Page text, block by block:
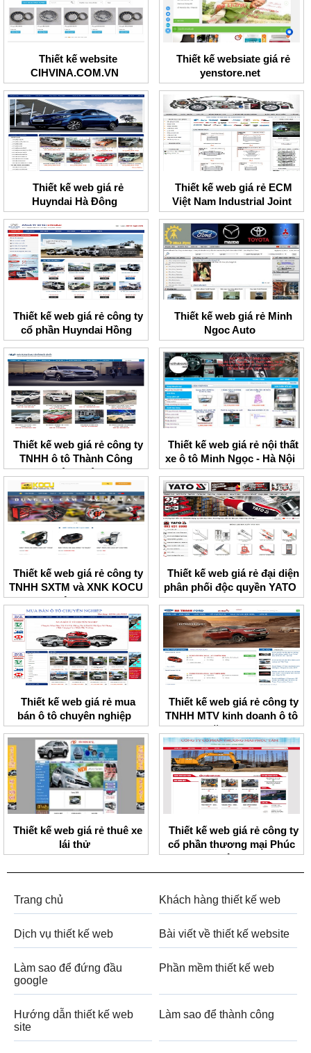
Thiết kế website
CIHVINA.COM.VN
Thiết kế websiate giá rẻ
yenstore.net
Thiết kế web giá rẻ
Huyndai Hà Đông
Thiết kế web giá rẻ ECM
Việt Nam Industrial Joint
Stock Company
Thiết kế web giá rẻ công ty
cổ phần Huyndai Hồng
Long
Thiết kế web giá rẻ Minh
Ngoc Auto
Thiết kế web giá rẻ công ty
TNHH ô tô Thành Công
Đông Đô
Thiết kế web giá rẻ nội thất
xe ô tô Minh Ngọc - Hà Nội
Thiết kế web giá rẻ công ty
TNHH SXTM và XNK KOCU
Việt Nam
Thiết kế web giá rẻ đại diện
phân phối độc quyền YATO
Thiết kế web giá rẻ mua
bán ô tô chuyên nghiệp
Thiết kế web giá rẻ công ty
TNHH MTV kinh doanh ô tô
Thăng Long
Thiết kế web giá rẻ thuê xe
lái thử
Thiết kế web giá rẻ công ty
cổ phần thương mại Phúc
Tâm
Trang chủ Khách hàng thiết kế web
Dịch vụ thiết kế web Bài viết về thiết kế website
Làm sao để đứng đầu
google
Phần mềm thiết kế web
Hướng dẫn thiết kế web
site
Làm sao để thành công